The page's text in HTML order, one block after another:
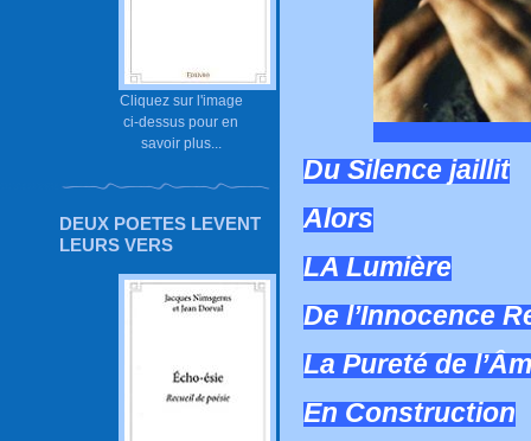
Cliquez sur l'image
ci-dessus pour en
savoir plus...
DEUX POETES LEVENT
LEURS VERS
Du Silence jaillit
Alors
LA Lumière
De l’Innocence
La Pureté de
En Construction